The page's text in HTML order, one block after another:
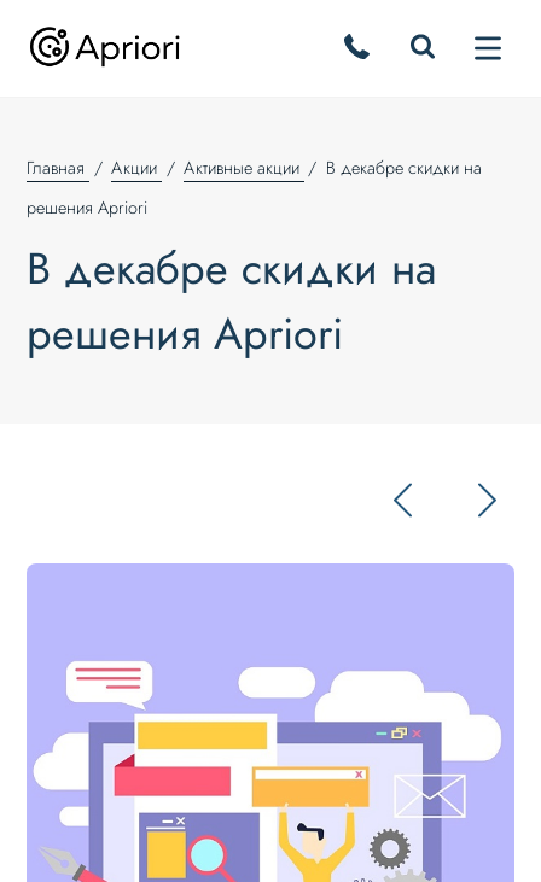
Главная Акции Активные акции
В декабре скидки на
решения Apriori
В декабре скидки на
решения Apriori